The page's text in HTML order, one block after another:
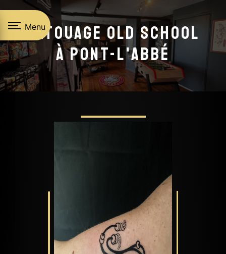
Menu
Tatouage old school
à Pont-L'Abbé
Panneau de gestion des cookies